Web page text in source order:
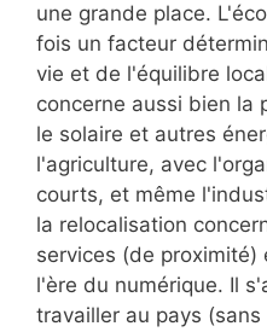
une grande place.
fois un facteur
vie et de l'équilibre
concerne aussi bien la
le solaire et autres
l'agriculture, avec
courts, et même
la relocalisation
services (de proximité)
l'ère du numérique. Il
travailler au pays